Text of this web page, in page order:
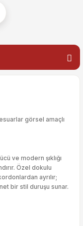
görsel amaçlı
ve modern şıklığı
Özel dokulu
ayrılır;
bir stil duruşu sunar.